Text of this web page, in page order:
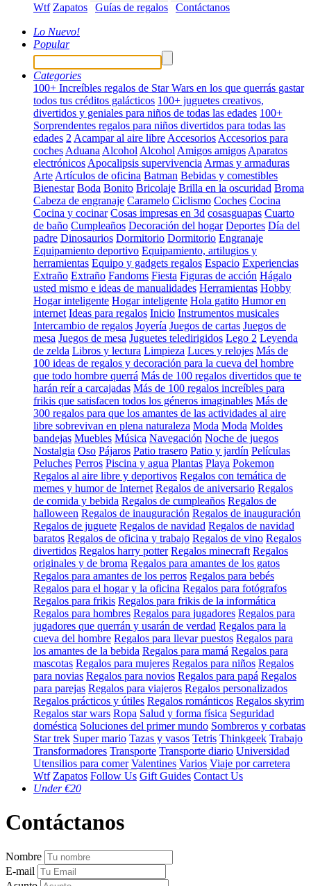
Wtf Zapatos Guías de regalos Contáctanos
Lo Nuevo!
Popular
Categories
100+ Increíbles regalos de Star Wars en los que querrás gastar
todos tus créditos galácticos 100+ juguetes creativos,
divertidos y geniales para niños de todas las edades 100+
Sorprendentes regalos para niños divertidos para todas las
edades 2 Acampar al aire libre Accesorios Accesorios para
coches Aduana Alcohol Alcohol Amigos amigos Aparatos
electrónicos Apocalipsis supervivencia Armas y armaduras
Arte Artículos de oficina Batman Bebidas y comestibles
Bienestar Boda Bonito Bricolaje Brilla en la oscuridad Broma
Cabeza de engranaje Caramelo Ciclismo Coches Cocina
Cocina y cocinar Cosas impresas en 3d cosasguapas Cuarto
de baño Cumpleaños Decoración del hogar Deportes Día del
padre Dinosaurios Dormitorio Dormitorio Engranaje
Equipamiento deportivo Equipamiento, artilugios y
herramientas Equipo y gadgets regalos Espacio Experiencias
Extraño Extraño Fandoms Fiesta Figuras de acción Hágalo
usted mismo e ideas de manualidades Herramientas Hobby
Hogar inteligente Hogar inteligente Hola gatito Humor en
internet Ideas para regalos Inicio Instrumentos musicales
Intercambio de regalos Joyería Juegos de cartas Juegos de
mesa Juegos de mesa Juguetes teledirigidos Lego 2 Leyenda
de zelda Libros y lectura Limpieza Luces y relojes Más de
100 ideas de regalos y decoración para la cueva del hombre
que todo hombre querrá Más de 100 regalos divertidos que te
harán reír a carcajadas Más de 100 regalos increíbles para
frikis que satisfacen todos los géneros imaginables Más de
300 regalos para que los amantes de las actividades al aire
libre sobrevivan en plena naturaleza Moda Moda Moldes
bandejas Muebles Música Navegación Noche de juegos
Nostalgia Oso Pájaros Patio trasero Patio y jardín Películas
Peluches Perros Piscina y agua Plantas Playa Pokemon
Regalos al aire libre y deportivos Regalos con temática de
memes y humor de Internet Regalos de aniversario Regalos
de comida y bebida Regalos de cumpleaños Regalos de
halloween Regalos de inauguración Regalos de inauguración
Regalos de juguete Regalos de navidad Regalos de navidad
baratos Regalos de oficina y trabajo Regalos de vino Regalos
divertidos Regalos harry potter Regalos minecraft Regalos
originales y de broma Regalos para amantes de los gatos
Regalos para amantes de los perros Regalos para bebés
Regalos para el hogar y la oficina Regalos para fotógrafos
Regalos para frikis Regalos para frikis de la informática
Regalos para hombres Regalos para jugadores Regalos para
jugadores que querrán y usarán de verdad Regalos para la
cueva del hombre Regalos para llevar puestos Regalos para
los amantes de la bebida Regalos para mamá Regalos para
mascotas Regalos para mujeres Regalos para niños Regalos
para novias Regalos para novios Regalos para papá Regalos
para parejas Regalos para viajeros Regalos personalizados
Regalos prácticos y útiles Regalos románticos Regalos skyrim
Regalos star wars Ropa Salud y forma física Seguridad
doméstica Soluciones del primer mundo Sombreros y corbatas
Star trek Super mario Tazas y vasos Tetris Thinkgeek Trabajo
Transformadores Transporte Transporte diario Universidad
Utensilios para comer Valentines Varios Viaje por carretera
Wtf Zapatos Follow Us Gift Guides Contact Us
Under €20
Contáctanos
Nombre
E-mail